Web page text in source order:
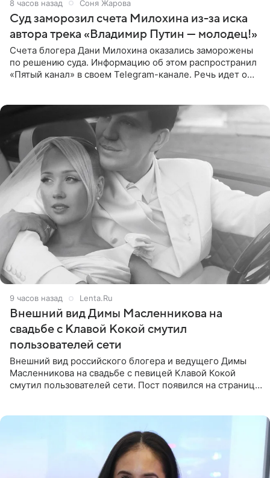
8 часов назад Соня Жарова
Суд заморозил счета Милохина из-за иска
автора трека «Владимир Путин — молодец!»
Счета блогера Дани Милохина оказались заморожены
по решению суда. Информацию об этом распространил
«Пятый канал» в своем Telegram-канале. Речь идет о
9 часов назад Lenta.Ru
Внешний вид Димы Масленникова на
свадьбе с Клавой Кокой смутил
пользователей сети
Внешний вид российского блогера и ведущего Димы
Масленникова на свадьбе с певицей Клавой Кокой
смутил пользователей сети. Пост появился на странице